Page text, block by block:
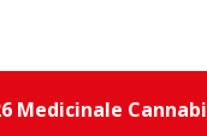
Medicinale